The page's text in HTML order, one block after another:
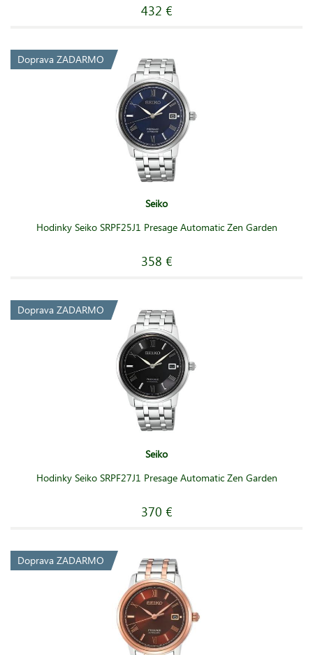
432 €
Doprava ZADARMO
Seiko
Hodinky Seiko SRPF25J1 Presage Automatic Zen Garden
358 €
Doprava ZADARMO
Seiko
Hodinky Seiko SRPF27J1 Presage Automatic Zen Garden
370 €
Doprava ZADARMO